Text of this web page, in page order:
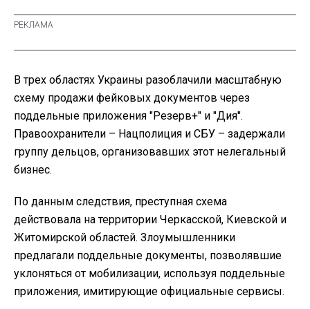
В трех областях Украины разоблачили масштабную
схему продажи фейковых документов через
поддельные приложения "Резерв+" и "Дия".
Правоохранители – Нацполиция и СБУ – задержали
группу дельцов, организовавших этот нелегальный
бизнес.
По данным следствия, преступная схема
действовала на территории Черкасской, Киевской и
Житомирской областей. Злоумышленники
предлагали поддельные документы, позволявшие
уклоняться от мобилизации, используя поддельные
приложения, имитирующие официальные сервисы.